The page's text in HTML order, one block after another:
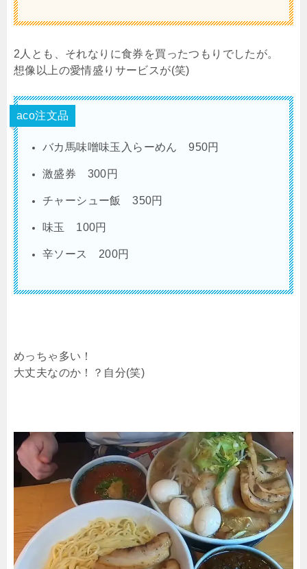
2人とも、それなりに食券を買ったつもりでしたが。
想像以上の愛情盛りサービスが(笑)
aco注文品
バカ馬味噌味玉入らーめん 950円
激盛券 300円
チャーシュー飯 350円
味玉 100円
辛ソース 200円
めっちゃ多い！
大丈夫なのか！？自分(笑)